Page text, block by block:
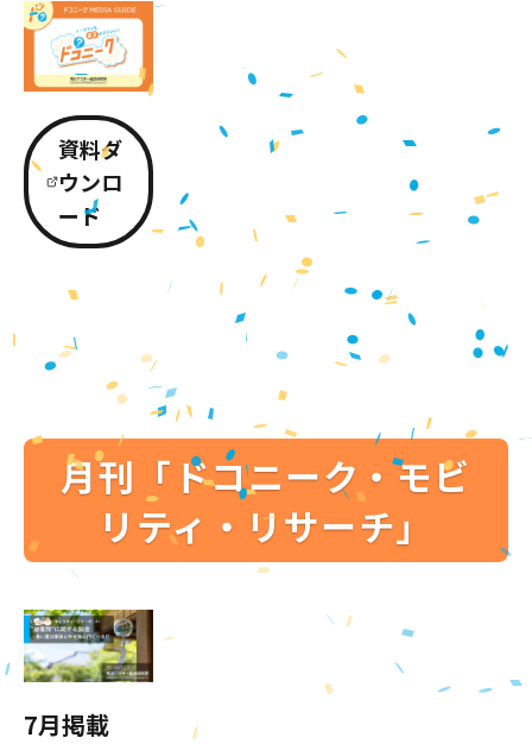
資料ダ
ウンロ
ード
月刊「ドコニーク・モビ
リティ・リサーチ」
7月掲載